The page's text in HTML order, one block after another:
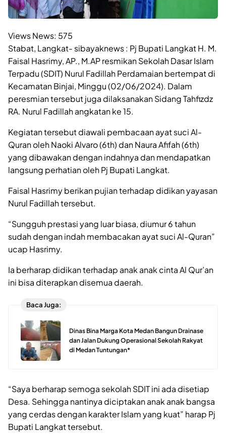
Views News: 575
Stabat, Langkat- sibayaknews : Pj Bupati Langkat H. M.
Faisal Hasrimy, AP., M.AP resmikan Sekolah Dasar Islam
Terpadu (SDIT) Nurul Fadillah Perdamaian bertempat di
Kecamatan Binjai, Minggu (02/06/2024). Dalam
peresmian tersebut juga dilaksanakan Sidang Tahfizdz
RA. Nurul Fadillah angkatan ke 15.
Kegiatan tersebut diawali pembacaan ayat suci Al-
Quran oleh Naoki Alvaro (6th) dan Naura Afifah (6th)
yang dibawakan dengan indahnya dan mendapatkan
langsung perhatian oleh Pj Bupati Langkat.
Faisal Hasrimy berikan pujian terhadap didikan yayasan
Nurul Fadillah tersebut.
“Sungguh prestasi yang luar biasa, diumur 6 tahun
sudah dengan indah membacakan ayat suci Al-Quran”
ucap Hasrimy.
Ia berharap didikan terhadap anak anak cinta Al Qur’an
ini bisa diterapkan disemua daerah.
Baca Juga:
Dinas Bina Marga Kota Medan Bangun Drainase
dan Jalan Dukung Operasional Sekolah Rakyat
di Medan Tuntungan*
“Saya berharap semoga sekolah SDIT ini ada disetiap
Desa. Sehingga nantinya diciptakan anak anak bangsa
yang cerdas dengan karakter Islam yang kuat” harap Pj
Bupati Langkat tersebut.